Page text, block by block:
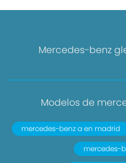
Mercedes-benz
Modelos de
mercedes-benz a en madrid
mercedes-